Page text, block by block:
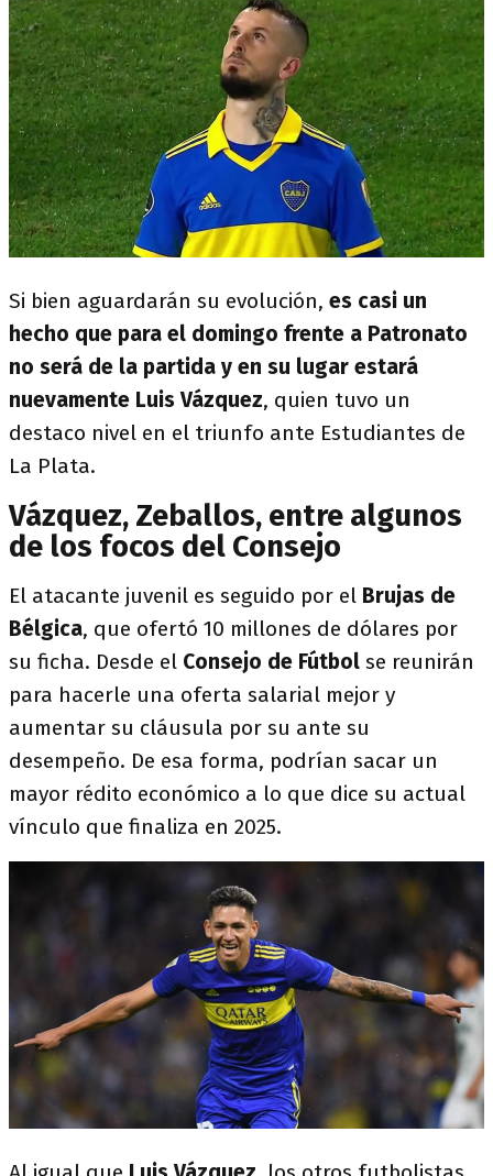
Si bien aguardarán su evolución, es casi un
hecho que para el domingo frente a Patronato
no será de la partida y en su lugar estará
nuevamente Luis Vázquez, quien tuvo un
destaco nivel en el triunfo ante Estudiantes de
La Plata.
Vázquez, Zeballos, entre algunos
de los focos del Consejo
El atacante juvenil es seguido por el Brujas de
Bélgica, que ofertó 10 millones de dólares por
su ficha. Desde el Consejo de Fútbol se reunirán
para hacerle una oferta salarial mejor y
aumentar su cláusula por su ante su
desempeño. De esa forma, podrían sacar un
mayor rédito económico a lo que dice su actual
vínculo que finaliza en 2025.